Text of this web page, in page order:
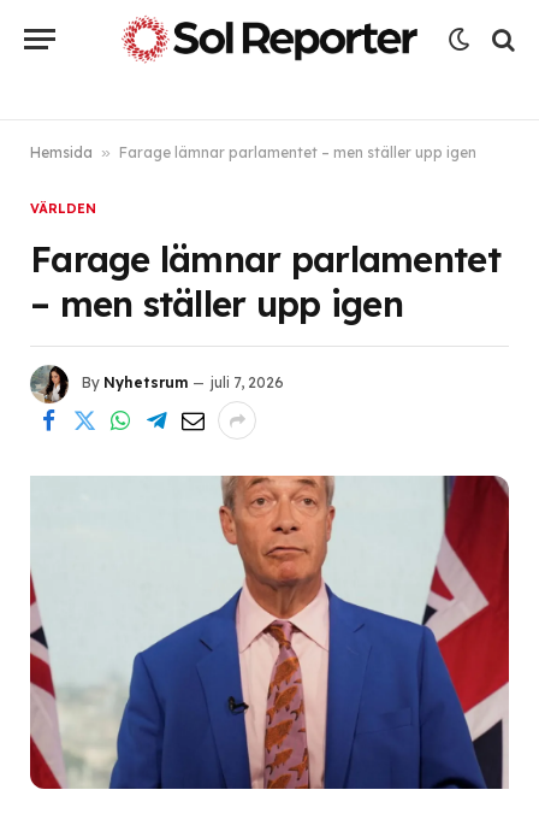
Hemsida » Farage lämnar parlamentet – men ställer upp igen
VÄRLDEN
Farage lämnar parlamentet
– men ställer upp igen
By Nyhetsrum juli 7, 2026